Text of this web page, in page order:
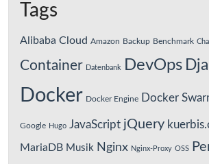
Tags
Alibaba Cloud Amazon Backup Benchmark
Container Datenbank DevOps
Docker Docker Engine Docker
Google Hugo JavaScript jQuery
MariaDB Musik Nginx Nginx-Proxy OSS